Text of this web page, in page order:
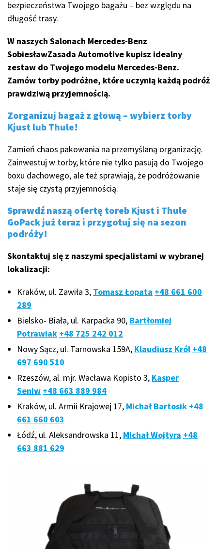
bezpieczeństwa Twojego bagażu – bez względu na
długość trasy.
W naszych Salonach Mercedes-Benz
SobiesławZasada Automotive kupisz idealny
zestaw do Twojego modelu Mercedes-Benz.
Zamów torby podróżne, które uczynią każdą podróż
prawdziwą przyjemnością.
Zorganizuj bagaż z głową – wybierz torby
Kjust lub Thule!
Zamień chaos pakowania na przemyślaną organizację.
Zainwestuj w torby, które nie tylko pasują do Twojego
boxu dachowego, ale też sprawiają, że podróżowanie
staje się czystą przyjemnością.
Sprawdź naszą ofertę toreb Kjust i Thule
GoPack już teraz i przygotuj się na sezon
podróży!
Skontaktuj się z naszymi specjalistami w wybranej
lokalizacji:
Kraków, ul. Zawiła 3, Tomasz Łopata +48 661 600
289
Bielsko- Biała, ul. Karpacka 90, Bartłomiej
Potrawiak +48 725 242 012
Nowy Sącz, ul. Tarnowska 159A, Klaudiusz Król +48
697 690 510
Rzeszów, al. mjr. Wacława Kopisto 3, Kasper
Seniw +48 663 889 984
Kraków, ul. Armii Krajowej 17, Michał Bartosik +48
661 660 603
Łódź, ul. Aleksandrowska 11, Michał Wojtyra +48
663 881 629